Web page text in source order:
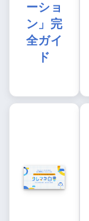
ーショ
ン」完
全ガイ
ド